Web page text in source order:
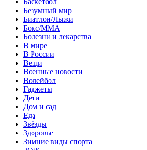
Безумный мир
Биатлон/Лыжи
Бокс/MMA
Болезни и лекарства
В мире
В России
Вещи
Военные новости
Волейбол
Гаджеты
Дети
Дом и сад
Еда
Звёзды
Здоровье
Зимние виды спорта